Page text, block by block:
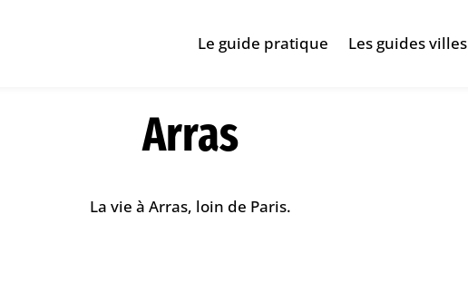
Le guide pratique Les guides villes
Arras
La vie à Arras, loin de Paris.